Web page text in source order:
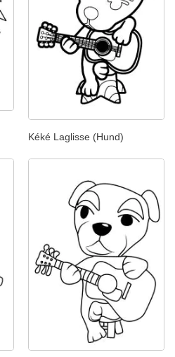
Kéké Laglisse (Hund)